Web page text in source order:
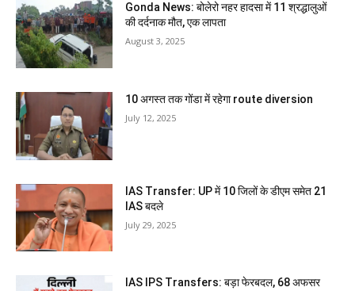
Gonda News: बोलेरो नहर हादसा में 11 श्रद्धालुओं
की दर्दनाक मौत, एक लापता
August 3, 2025
10 अगस्त तक गोंडा में रहेगा route diversion
July 12, 2025
IAS Transfer: UP में 10 जिलों के डीएम समेत 21
IAS बदले
July 29, 2025
IAS IPS Transfers: बड़ा फेरबदल, 68 अफसर